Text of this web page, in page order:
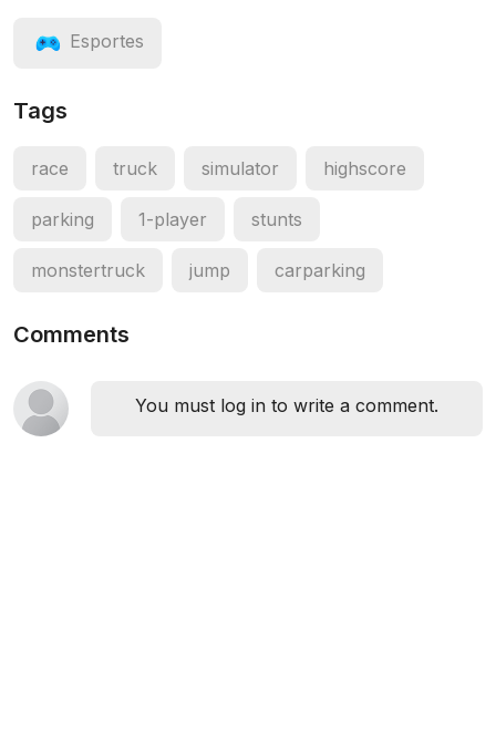
Esportes
Tags
race truck simulator highscore
parking 1-player stunts
monstertruck jump carparking
Comments
You must log in to write a comment.